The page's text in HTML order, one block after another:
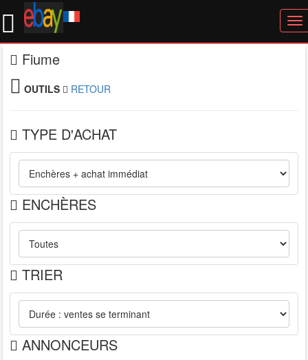
Fiume
OUTILS RETOUR
TYPE D'ACHAT
ENCHÈRES
TRIER
ANNONCEURS